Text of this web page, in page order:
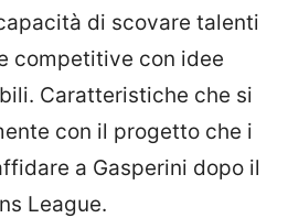
di scovare talenti
competitive con idee
Caratteristiche che si
con il progetto che i
a Gasperini dopo il
League.